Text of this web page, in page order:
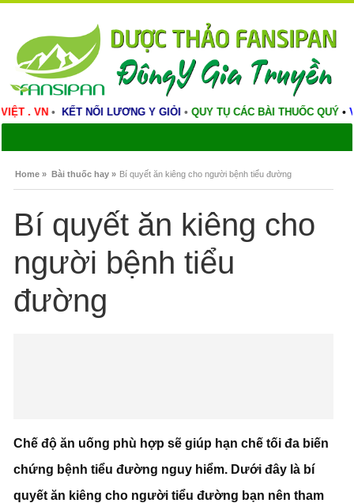
. VN• KẾT NỐI LƯƠNG Y GIỎI• QUY TỤ CÁC BÀI THUỐC QUÝ •
Home » Bài thuốc hay » Bí quyết ăn kiêng cho người bệnh tiểu đường
Bí quyết ăn kiêng cho
người bệnh tiểu
đường
Chế độ ăn uống phù hợp sẽ giúp hạn chế tối đa biến
chứng bệnh tiểu đường nguy hiểm. Dưới đây là bí
quyết ăn kiêng cho người tiểu đường bạn nên tham